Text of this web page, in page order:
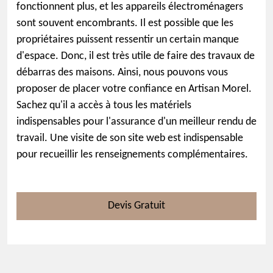
fonctionnent plus, et les appareils électroménagers
sont souvent encombrants. Il est possible que les
propriétaires puissent ressentir un certain manque
d'espace. Donc, il est très utile de faire des travaux de
débarras des maisons. Ainsi, nous pouvons vous
proposer de placer votre confiance en Artisan Morel.
Sachez qu'il a accès à tous les matériels
indispensables pour l'assurance d'un meilleur rendu de
travail. Une visite de son site web est indispensable
pour recueillir les renseignements complémentaires.
Devis Gratuit